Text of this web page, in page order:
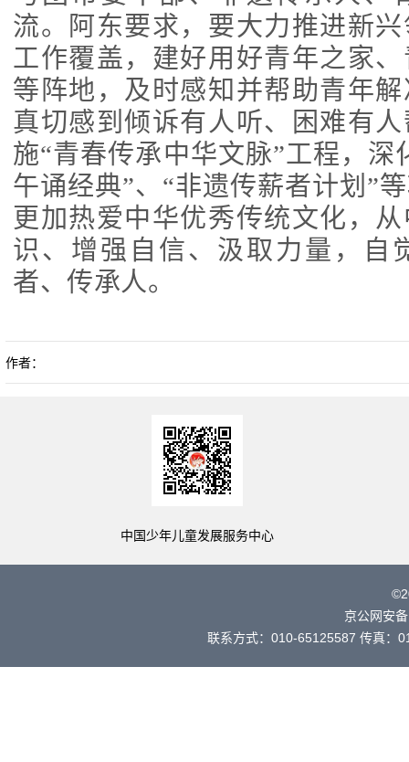
流。阿东要求，要大力推进新
工作覆盖，建好用好青年之家
等阵地，及时感知并帮助青年
真切感到倾诉有人听、困难有
施“青春传承中华文脉”工程，深
午诵经典”、“非遗传薪者计划”
更加热爱中华优秀传统文化，
识、增强自信、汲取力量，自
者、传承人。
作者：
中国少年儿童发展服务中心
京公网安
联系方式：010-65125587 传真：